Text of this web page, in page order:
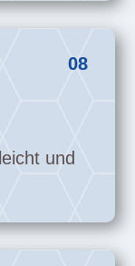
08
und